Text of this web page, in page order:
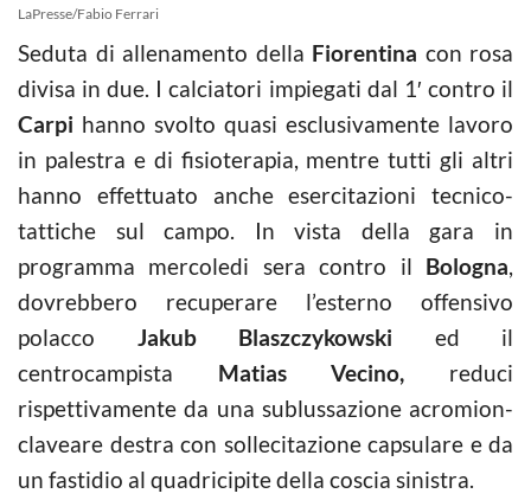
LaPresse/Fabio Ferrari
Seduta di allenamento della Fiorentina con rosa
divisa in due. I calciatori impiegati dal 1′ contro il
Carpi hanno svolto quasi esclusivamente lavoro
in palestra e di fisioterapia, mentre tutti gli altri
hanno effettuato anche esercitazioni tecnico-
tattiche sul campo. In vista della gara in
programma mercoledi sera contro il Bologna,
dovrebbero recuperare l’esterno offensivo
polacco Jakub Blaszczykowski ed il
centrocampista Matias Vecino, reduci
rispettivamente da una sublussazione acromion-
claveare destra con sollecitazione capsulare e da
un fastidio al quadricipite della coscia sinistra.